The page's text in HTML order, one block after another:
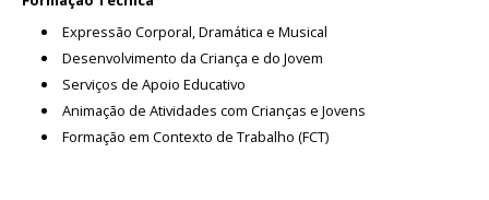
Expressão Corporal, Dramática e Musical
Desenvolvimento da Criança e do Jovem
Serviços de Apoio Educativo
Animação de Atividades com Crianças e Jovens
Formação em Contexto de Trabalho (FCT)